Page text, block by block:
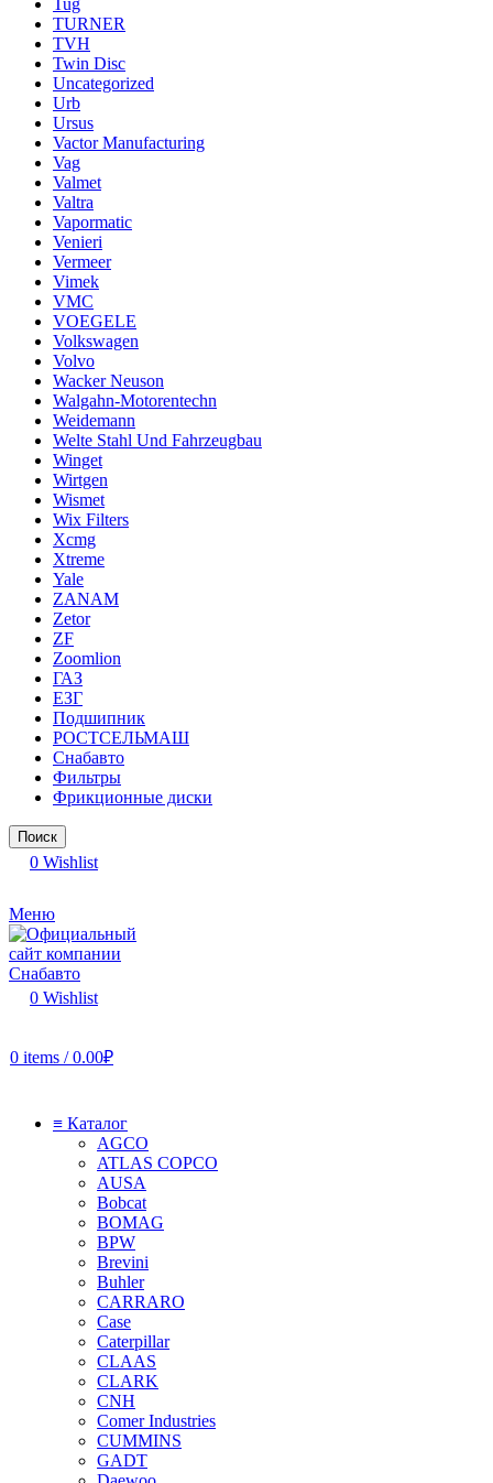
Tug
TURNER
TVH
Twin Disc
Uncategorized
Urb
Ursus
Vactor Manufacturing
Vag
Valmet
Valtra
Vapormatic
Venieri
Vermeer
Vimek
VMC
VOEGELE
Volkswagen
Volvo
Wacker Neuson
Walgahn-Motorentechn
Weidemann
Welte Stahl Und Fahrzeugbau
Winget
Wirtgen
Wismet
Wix Filters
Xcmg
Xtreme
Yale
ZANAM
Zetor
ZF
Zoomlion
ГАЗ
ЕЗГ
Подшипник
РОСТСЕЛЬМАШ
Снабавто
Фильтры
Фрикционные диски
Поиск
0 Wishlist
Меню
0 Wishlist
0 items / 0.00₽
≡ Каталог
AGCO
ATLAS COPCO
AUSA
Bobcat
BOMAG
BPW
Brevini
Buhler
CARRARO
Case
Caterpillar
CLAAS
CLARK
CNH
Comer Industries
CUMMINS
GADT